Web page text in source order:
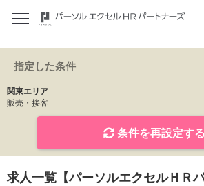
指定した条件
関東エリア
販売・接客
条件を再設定する
求人一覧【パーソルエクセルＨＲ